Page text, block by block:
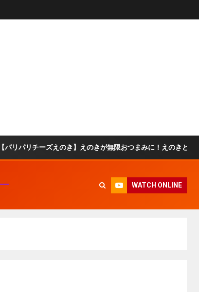
チーズえのき】えのきが無限おつまみに！えのきとチーズだけ♪
WATCH ONLINE